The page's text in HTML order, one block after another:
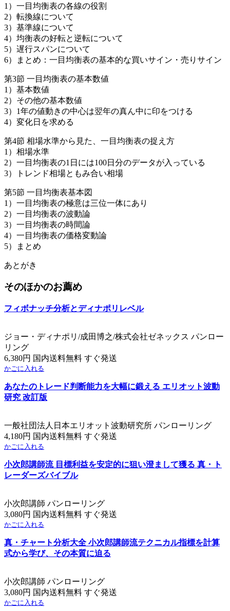
1）一目均衡表の各線の役割
2）転換線について
3）基準線について
4）均衡表の好転と逆転について
5）遅行スパンについて
6）まとめ：一目均衡表の基本的な買いサイン・売りサイン
第3節 一目均衡表の基本数値
1）基本数値
2）その他の基本数値
3）1年の値動きの中心は翌年の真ん中に印をつける
4）変化日を求める
第4節 相場水準から見た、一目均衡表の捉え方
1）相場水準
2）一目均衡表の1日には100日分のデータが入っている
3）トレンド相場ともみ合い相場
第5節 一目均衡表基本図
1）一目均衡表の極意は三位一体にあり
2）一目均衡表の波動論
3）一目均衡表の時間論
4）一目均衡表の価格変動論
5）まとめ
あとがき
そのほかのお薦め
フィボナッチ分析とディナポリレベル
ジョー・ディナポリ/成田博之/株式会社ゼネックス パンロー
リング
6,380円 国内送料無料 すぐ発送
かごに入れる
あなたのトレード判断能力を大幅に鍛える エリオット波動
研究 改訂版
一般社団法人日本エリオット波動研究所 パンローリング
4,180円 国内送料無料 すぐ発送
かごに入れる
小次郎講師流 目標利益を安定的に狙い澄まして獲る 真・ト
レーダーズバイブル
小次郎講師 パンローリング
3,080円 国内送料無料 すぐ発送
かごに入れる
真・チャート分析大全 小次郎講師流テクニカル指標を計算
式から学び、その本質に迫る
小次郎講師 パンローリング
3,080円 国内送料無料 すぐ発送
かごに入れる